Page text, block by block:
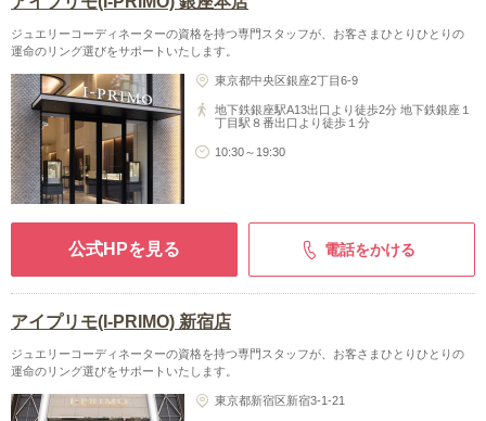
ジュエリーコーディネーターの資格を持つ専門スタッフが、お客さまひとりひとりの
運命のリング選びをサポートいたします。
東京都中央区銀座2丁目6-9
地下鉄銀座駅A13出口より徒歩2分 地下鉄銀座１
丁目駅８番出口より徒歩１分
10:30～19:30
公式HPを見る 電話をかける
アイプリモ(I-PRIMO) 新宿店
ジュエリーコーディネーターの資格を持つ専門スタッフが、お客さまひとりひとりの
運命のリング選びをサポートいたします。
東京都新宿区新宿3-1-21